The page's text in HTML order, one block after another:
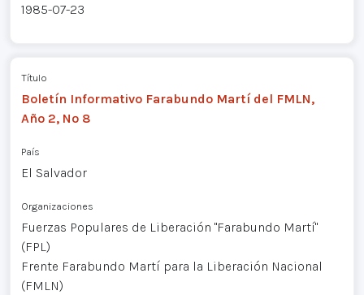
1985-07-23
Título
Boletín Informativo Farabundo Martí del FMLN,
Año 2, Nº 8
País
El Salvador
Organizaciones
Fuerzas Populares de Liberación "Farabundo Martí"
(FPL)
Frente Farabundo Martí para la Liberación Nacional
(FMLN)